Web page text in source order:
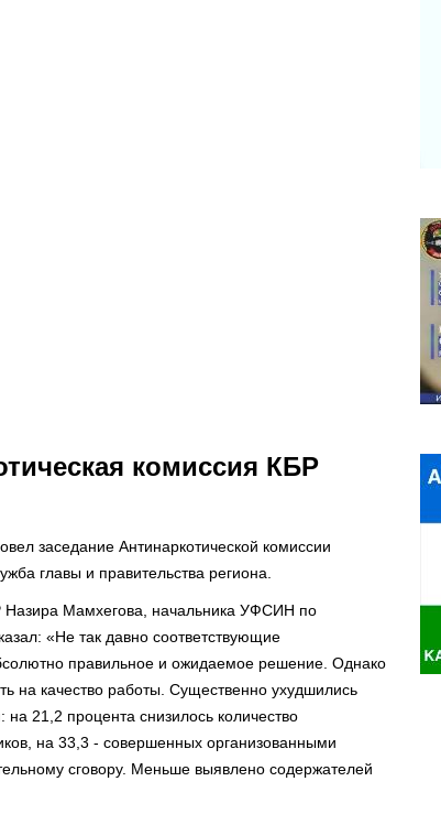
комиссия КБР
заседание Антинаркотической комиссии
главы и правительства региона.
Назира Мамхегова, начальника УФСИН по
«Не так давно соответствующие
правильное и ожидаемое решение. Однако
на качество работы. Существенно ухудшились
21,2 процента снизилось количество
на 33,3 - совершенных организованными
сговору. Меньше выявлено содержателей